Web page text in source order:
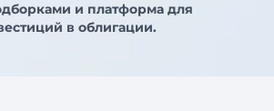
и платформа для
в облигации.